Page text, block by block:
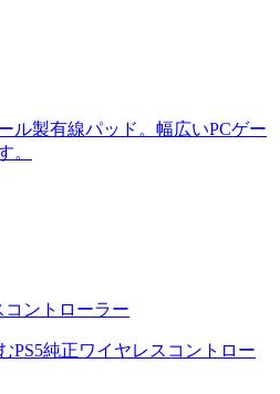
ル製有線パッド。幅広いPCゲー
。
コントローラー
PS5純正ワイヤレスコントロー